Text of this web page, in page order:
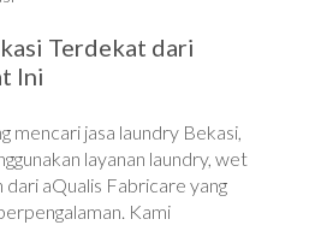
Terdekat dari
Ini
mencari jasa laundry Bekasi,
layanan laundry, wet
dari aQualis Fabricare yang
Kami